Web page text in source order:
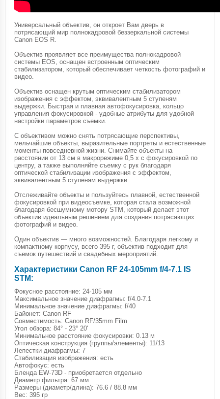
Универсальный объектив, он откроет Вам дверь в
потрясающий мир полнокадровой беззеркальной системы
Canon EOS R.
Объектив проявляет все преимущества полнокадровой
системы EOS, оснащен встроенным оптическим
стабилизатором, который обеспечивает четкость фотографий и
видео.
Объектив оснащен крутым оптическим стабилизатором
изображения с эффектом, эквивалентным 5 ступеням
выдержки. Быстрая и плавная автофокусировка, кольцо
управления фокусировкой - удобные атрибуты для удобной
настройки параметров съемки.
С объективом можно снять потрясающие перспективы,
мельчайшие объекты, выразительные портреты и естественные
моменты повседневной жизни. Снимайте объекты на
расстоянии от 13 см в макрорежиме 0,5 x с фокусировкой по
центру, а также выполняйте съемку с рук благодаря
оптической стабилизации изображения с эффектом,
эквивалентным 5 ступеням выдержки.
Отслеживайте объекты и пользуйтесь плавной, естественной
фокусировкой при видеосъемке, которая стала возможной
благодаря бесшумному мотору STM, который делает этот
объектив идеальным решением для создания потрясающих
фотографий и видео.
Один объектив — много возможностей. Благодаря легкому и
компактному корпусу, всего 395 г, объектив подходит для
съемок путешествий и свадебных мероприятий.
Характеристики Canon RF 24-105mm f/4-7.1 IS
STM:
Фокусное расстояние: 24-105 мм
Максимальное значение диафрагмы: f/4.0-7.1
Минимальное значение диафрагмы: f/40
Байонет: Canon RF
Совместимость: Canon RF/35mm Film
Угол обзора: 84° - 23° 20'
Минимальное расстояние фокусировки: 0.13 м
Оптическая конструкция (группы/элементы): 11/13
Лепестки диафрагмы: 7
Стабилизация изображения: есть
Автофокус: есть
Бленда EW-73D - приобретается отдельно
Диаметр фильтра: 67 мм
Размеры (диаметр/длина): 76.6 / 88.8 мм
Вес: 395 гр